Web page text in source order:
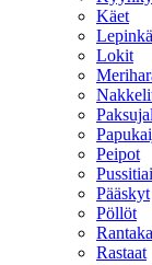
Käet
Lokit
Peipot
Pääskyt
Pöllöt
Rastaat